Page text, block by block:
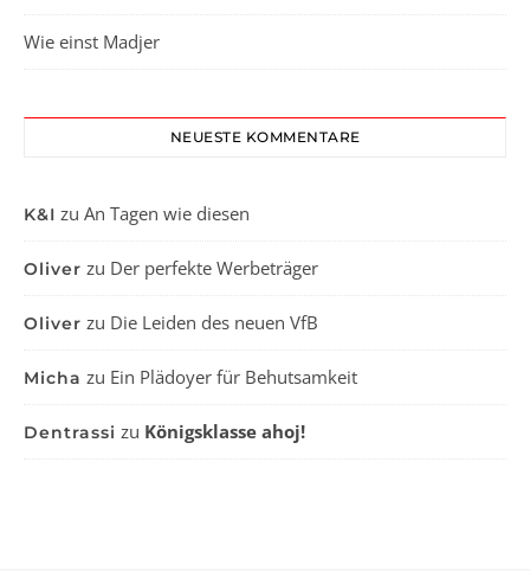
Wie einst Madjer
NEUESTE KOMMENTARE
K&I zu An Tagen wie diesen
Oliver zu Der perfekte Werbeträger
Oliver zu Die Leiden des neuen VfB
Micha zu Ein Plädoyer für Behutsamkeit
Dentrassi zu Königsklasse ahoj!